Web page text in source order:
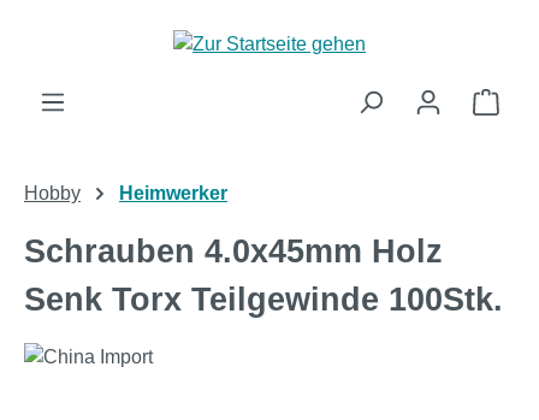
Zum Hauptinhalt springen
Hobby Heimwerker
Schrauben 4.0x45mm Holz
Senk Torx Teilgewinde 100Stk.